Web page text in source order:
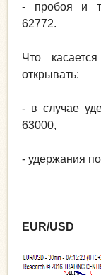
- пробоя и
62772.
Что
открывать:
- в случае
63000,
- удержания
EUR/USD